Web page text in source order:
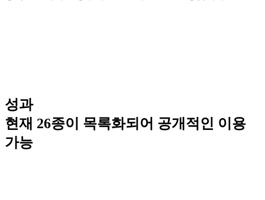
성과
현재 26종이 목록화되어 공개적인 이용
가능